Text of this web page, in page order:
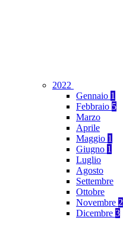
2022
Gennaio 1
Febbraio 5
Marzo
Aprile
Maggio 1
Giugno 1
Luglio
Agosto
Settembre
Ottobre
Novembre 2
Dicembre 3